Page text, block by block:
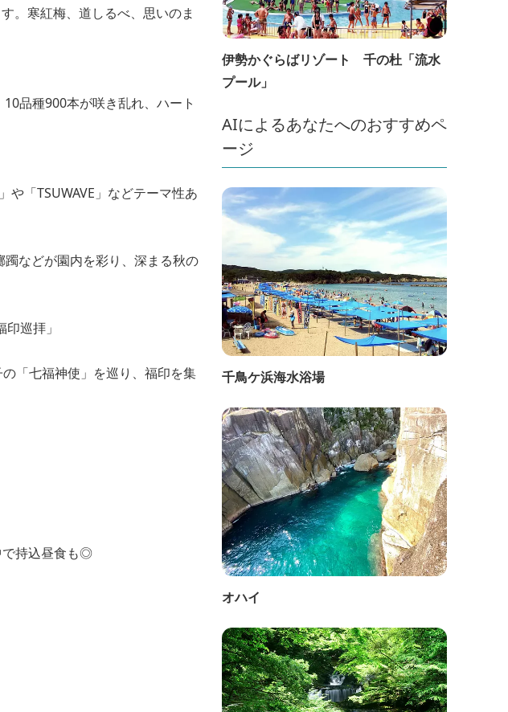
。寒紅梅、道しるべ、思いのま
品種900本が咲き乱れ、ハート
や「TSUWAVE」などテーマ性あ
などが園内を彩り、深まる秋の
巡拝」
「七福神使」を巡り、福印を集
で持込昼食も◎
伊勢かぐらばリゾート 千の杜「流水
プール」
AIによるあなたへのおすすめペ
ージ
千鳥ケ浜海水浴場
オハイ